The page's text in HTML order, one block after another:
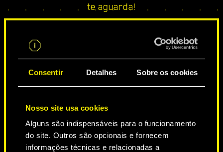
Consentir Detalhes Sobre os cookies
Nosso site usa cookies
Alguns são indispensáveis para o funcionamento
do site. Outros são opcionais e fornecem
informações técnicas e relacionadas a
te aguarda!
CIDADE DAS LENDAS